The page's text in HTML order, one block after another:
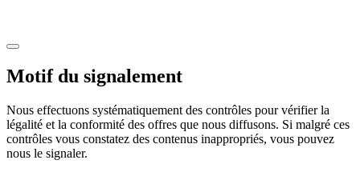
Motif du signalement
Nous effectuons systématiquement des contrôles pour vérifier la
légalité et la conformité des offres que nous diffusons. Si malgré ces
contrôles vous constatez des contenus inappropriés, vous pouvez
nous le signaler.